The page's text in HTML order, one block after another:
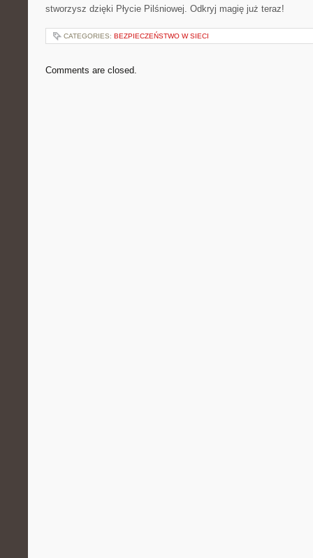
stworzysz dzięki‌ Płycie Pilśniowej. Odkryj​ magię​ już‌ teraz!
CATEGORIES: BEZPIECZEŃSTWO W SIECI
Comments are closed.